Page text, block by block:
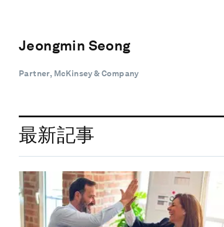
Jeongmin Seong
Partner, McKinsey & Company
最新記事